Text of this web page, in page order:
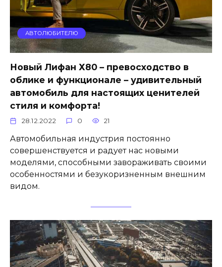
АВТОЛЮБИТЕЛЮ
Новый Лифан Х80 – превосходство в
облике и функционале – удивительный
автомобиль для настоящих ценителей
стиля и комфорта!
28.12.2022 0 21
Автомобильная индустрия постоянно
совершенствуется и радует нас новыми
моделями, способными завораживать своими
особенностями и безукоризненным внешним
видом.